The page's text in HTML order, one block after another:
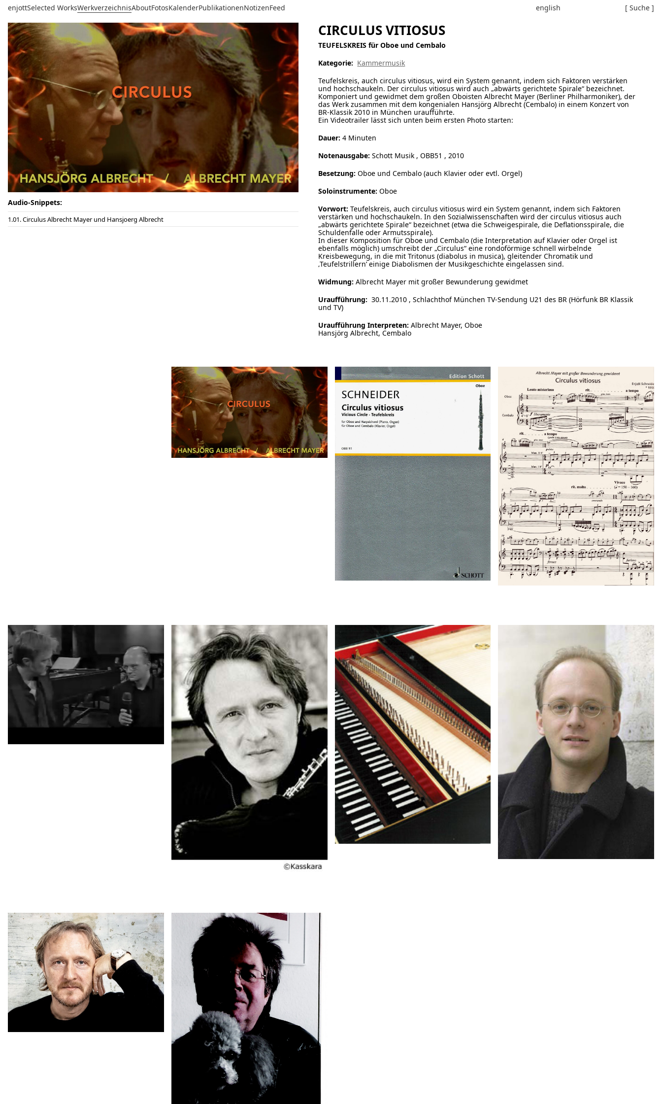
enjottSelected WorksWerkverzeichnisAboutFotosKalenderPublikationenNotizenFeed english [ Suche ]
Audio-Snippets:
01. Circulus Albrecht Mayer und Hansjoerg Albrecht
CIRCULUS VITIOSUS
TEUFELSKREIS für Oboe und Cembalo
Kategorie: Kammermusik
Teufelskreis, auch circulus vitiosus, wird ein System genannt, indem sich Faktoren verstärken
und hochschaukeln. Der circulus vitiosus wird auch „abwärts gerichtete Spirale“ bezeichnet.
Komponiert und gewidmet dem großen Oboisten Albrecht Mayer (Berliner Philharmoniker), der
das Werk zusammen mit dem kongenialen Hansjörg Albrecht (Cembalo) in einem Konzert von
BR-Klassik 2010 in München uraufführte.
Ein Videotrailer lässt sich unten beim ersten Photo starten:
Dauer: 4 Minuten
Notenausgabe: Schott Musik , OBB51 , 2010
Besetzung: Oboe und Cembalo (auch Klavier oder evtl. Orgel)
Soloinstrumente: Oboe
Vorwort: Teufelskreis, auch circulus vitiosus wird ein System genannt, indem sich Faktoren
verstärken und hochschaukeln. In den Sozialwissenschaften wird der circulus vitiosus auch
„abwärts gerichtete Spirale“ bezeichnet (etwa die Schweigespirale, die Deflationsspirale, die
Schuldenfalle oder Armutsspirale).
In dieser Komposition für Oboe und Cembalo (die Interpretation auf Klavier oder Orgel ist
ebenfalls möglich) umschreibt der „Circulus“ eine rondoförmige schnell wirbelnde
Kreisbewegung, in die mit Tritonus (diabolus in musica), gleitender Chromatik und
‚Teufelstrillern’ einige Diabolismen der Musikgeschichte eingelassen sind.
Widmung: Albrecht Mayer mit großer Bewunderung gewidmet
Uraufführung: 30.11.2010 , Schlachthof München TV-Sendung U21 des BR (Hörfunk BR Klassik
und TV)
Uraufführung Interpreten: Albrecht Mayer, Oboe
Hansjörg Albrecht, Cembalo